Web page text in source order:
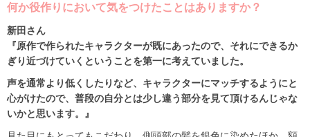
何か役作りにおいて気をつけたことはありますか？
新田さん
『原作で作られたキャラクターが既にあったので、それにできるか
ぎり近づけていくということを第一に考えていました。
声を通常より低くしたりなど、キャラクターにマッチするようにと
心がけたので、普段の自分とは少し違う部分を見て頂けるんじゃな
いかと思います。』